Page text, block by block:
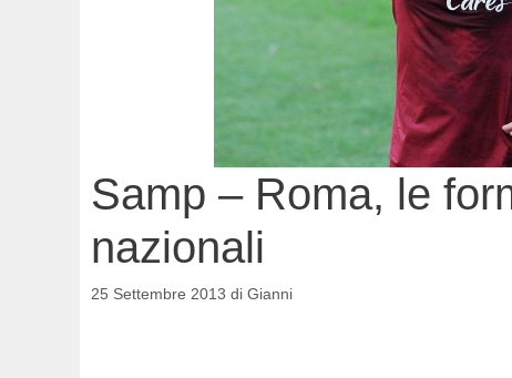
Samp – Roma, le
nazionali
25 Settembre 2013 di Gianni